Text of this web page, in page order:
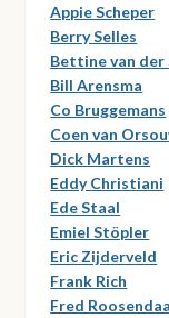
Appie Scheper
Berry Selles
Bettine van der
Bill Arensma
Co Bruggemans
Coen van
Dick Martens
Eddy Christiani
Ede Staal
Emiel Stöpler
Eric Zijderveld
Frank Rich
Fred